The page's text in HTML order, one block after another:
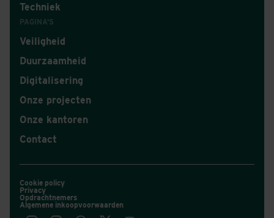
Techniek
PAGINA'S
Veiligheid
Duurzaamheid
Digitalisering
Onze projecten
Onze kantoren
Contact
Cookie policy
Privacy
Opdrachtnemers
Algemene inkoopvoorwaarden